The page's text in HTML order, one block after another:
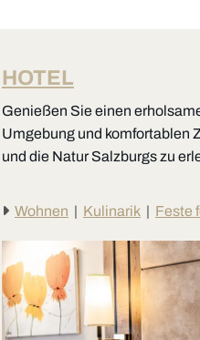
HOTEL
Genießen Sie einen
Umgebung und komfortablen
und die Natur Salzburgs zu
 Wohnen | Kulinarik | Feste